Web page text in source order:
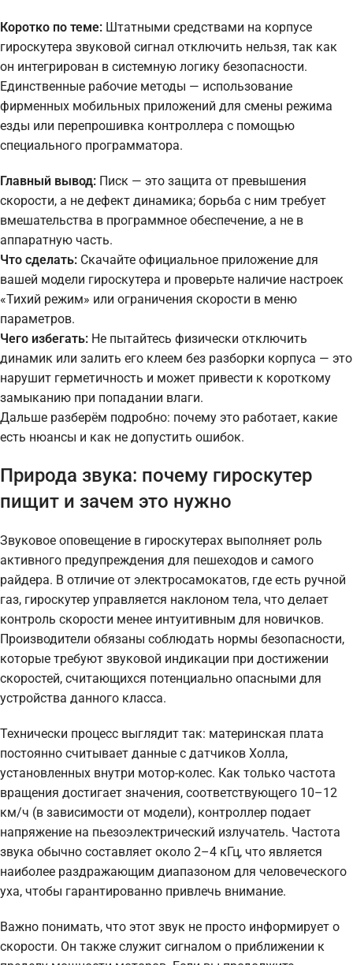
Коротко по теме: Штатными средствами на корпусе
гироскутера звуковой сигнал отключить нельзя, так как
он интегрирован в системную логику безопасности.
Единственные рабочие методы — использование
фирменных мобильных приложений для смены режима
езды или перепрошивка контроллера с помощью
специального программатора.
Главный вывод: Писк — это защита от превышения
скорости, а не дефект динамика; борьба с ним требует
вмешательства в программное обеспечение, а не в
аппаратную часть.
Что сделать: Скачайте официальное приложение для
вашей модели гироскутера и проверьте наличие настроек
«Тихий режим» или ограничения скорости в меню
параметров.
Чего избегать: Не пытайтесь физически отключить
динамик или залить его клеем без разборки корпуса — это
нарушит герметичность и может привести к короткому
замыканию при попадании влаги.
Дальше разберём подробно: почему это работает, какие
есть нюансы и как не допустить ошибок.
Природа звука: почему гироскутер
пищит и зачем это нужно
Звуковое оповещение в гироскутерах выполняет роль
активного предупреждения для пешеходов и самого
райдера. В отличие от электросамокатов, где есть ручной
газ, гироскутер управляется наклоном тела, что делает
контроль скорости менее интуитивным для новичков.
Производители обязаны соблюдать нормы безопасности,
которые требуют звуковой индикации при достижении
скоростей, считающихся потенциально опасными для
устройства данного класса.
Технически процесс выглядит так: материнская плата
постоянно считывает данные с датчиков Холла,
установленных внутри мотор-колес. Как только частота
вращения достигает значения, соответствующего 10–12
км/ч (в зависимости от модели), контроллер подает
напряжение на пьезоэлектрический излучатель. Частота
звука обычно составляет около 2–4 кГц, что является
наиболее раздражающим диапазоном для человеческого
уха, чтобы гарантированно привлечь внимание.
Важно понимать, что этот звук не просто информирует о
скорости. Он также служит сигналом о приближении к